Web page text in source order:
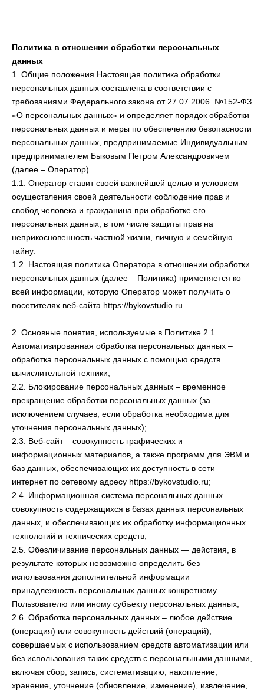
Политика в отношении обработки персональных
данных
1. Общие положения Настоящая политика обработки
персональных данных составлена в соответствии с
требованиями Федерального закона от 27.07.2006. №152-ФЗ
«О персональных данных» и определяет порядок обработки
персональных данных и меры по обеспечению безопасности
персональных данных, предпринимаемые Индивидуальным
предпринимателем Быковым Петром Александровичем
(далее – Оператор).
1.1. Оператор ставит своей важнейшей целью и условием
осуществления своей деятельности соблюдение прав и
свобод человека и гражданина при обработке его
персональных данных, в том числе защиты прав на
неприкосновенность частной жизни, личную и семейную
тайну.
1.2. Настоящая политика Оператора в отношении обработки
персональных данных (далее – Политика) применяется ко
всей информации, которую Оператор может получить о
посетителях веб-сайта https://bykovstudio.ru.
2. Основные понятия, используемые в Политике 2.1.
Автоматизированная обработка персональных данных –
обработка персональных данных с помощью средств
вычислительной техники;
2.2. Блокирование персональных данных – временное
прекращение обработки персональных данных (за
исключением случаев, если обработка необходима для
уточнения персональных данных);
2.3. Веб-сайт – совокупность графических и
информационных материалов, а также программ для ЭВМ и
баз данных, обеспечивающих их доступность в сети
интернет по сетевому адресу https://bykovstudio.ru;
2.4. Информационная система персональных данных —
совокупность содержащихся в базах данных персональных
данных, и обеспечивающих их обработку информационных
технологий и технических средств;
2.5. Обезличивание персональных данных — действия, в
результате которых невозможно определить без
использования дополнительной информации
принадлежность персональных данных конкретному
Пользователю или иному субъекту персональных данных;
2.6. Обработка персональных данных – любое действие
(операция) или совокупность действий (операций),
совершаемых с использованием средств автоматизации или
без использования таких средств с персональными данными,
включая сбор, запись, систематизацию, накопление,
хранение, уточнение (обновление, изменение), извлечение,